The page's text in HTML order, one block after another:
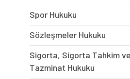
Spor Hukuku
Sözleşmeler Hukuku
Sigorta, Sigorta Tahkim ve
Tazminat Hukuku